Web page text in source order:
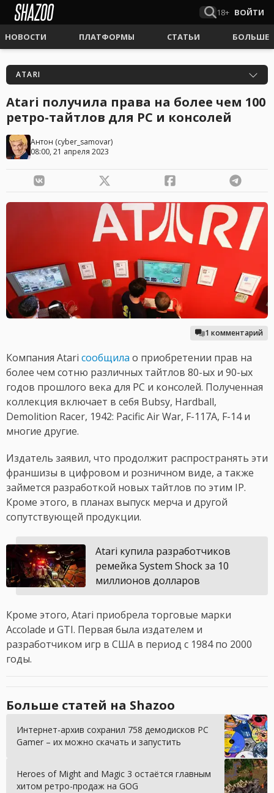
18+ ВОЙТИ
НОВОСТИ ПЛАТФОРМЫ СТАТЬИ БОЛЬШЕ
ATARI
Atari получила права на более чем 100
ретро-тайтлов для PC и консолей
Антон (cyber_samovar)
08:00, 21 апреля 2023
1 комментарий
Компания Atari сообщила о приобретении прав на
более чем сотню различных тайтлов 80-ых и 90-ых
годов прошлого века для PC и консолей. Полученная
коллекция включает в себя Bubsy, Hardball,
Demolition Racer, 1942: Pacific Air War, F-117A, F-14 и
многие другие.
Издатель заявил, что продолжит распространять эти
франшизы в цифровом и розничном виде, а также
займется разработкой новых тайтлов по этим IP.
Кроме этого, в планах выпуск мерча и другой
сопутствующей продукции.
Atari купила разработчиков
ремейка System Shock за 10
миллионов долларов
Кроме этого, Atari приобрела торговые марки
Accolade и GTI. Первая была издателем и
разработчиком игр в США в период с 1984 по 2000
годы.
Больше статей на Shazoo
Интернет-архив сохранил 758 демодисков PC
Gamer – их можно скачать и запустить
Heroes of Might and Magic 3 остаётся главным
хитом ретро-продаж на GOG